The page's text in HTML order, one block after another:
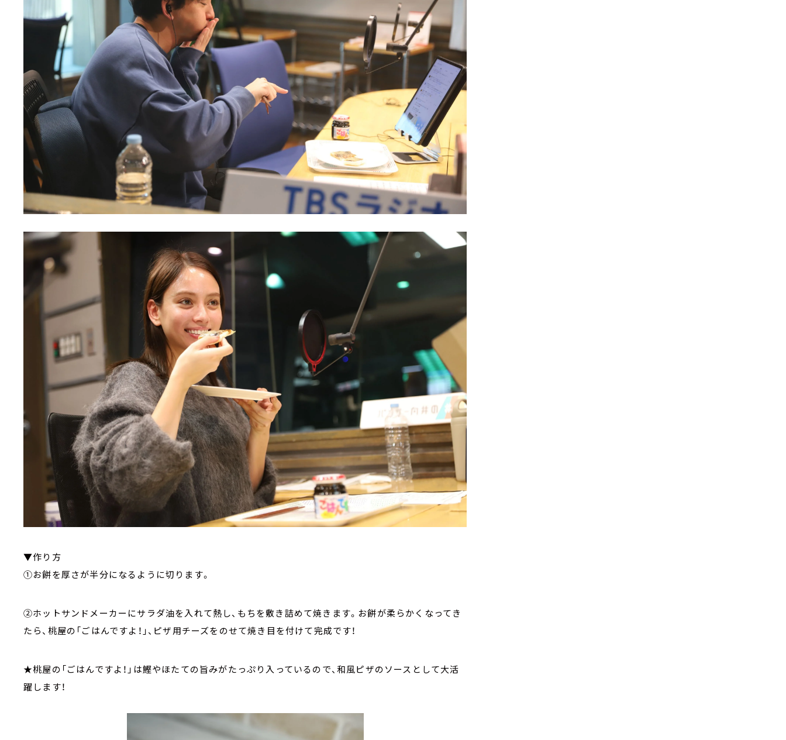
▼作り方
①お餅を厚さが半分になるように切ります。
②ホットサンドメーカーにサラダ油を入れて熱し、もちを敷き詰めて焼きます。お餅が柔らかくなってき
たら、桃屋の「ごはんですよ！」、ピザ用チーズをのせて焼き目を付けて完成です！
★桃屋の「ごはんですよ！」は鰹やほたての旨みがたっぷり入っているので、和風ピザのソースとして大活
躍します！